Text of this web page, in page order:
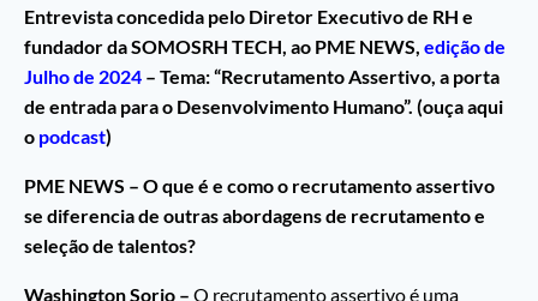
Entrevista concedida pelo Diretor Executivo de RH e
fundador da SOMOSRH TECH, ao PME NEWS, edição de
Julho de 2024 – Tema: “Recrutamento Assertivo, a porta
de entrada para o Desenvolvimento Humano”. (ouça aqui
o podcast)
PME NEWS – O que é e como o recrutamento assertivo
se diferencia de outras abordagens de recrutamento e
seleção de talentos?
Washington Sorio – O recrutamento assertivo é uma